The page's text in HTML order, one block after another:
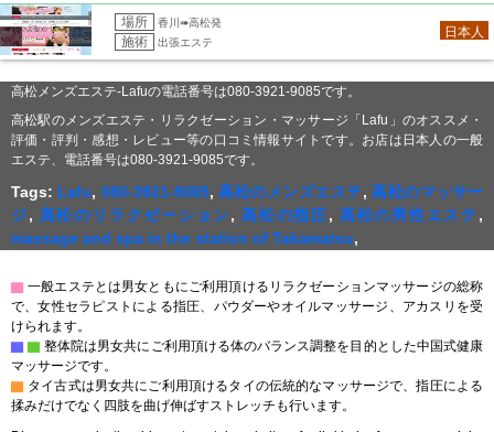
場所 香川➠高松発
施術 出張エステ
日本人
高松メンズエステ-Lafuの電話番号は080-3921-9085です。
高松駅のメンズエステ・リラクゼーション・マッサージ「Lafu」のオススメ・
評価・評判・感想・レビュー等の口コミ情報サイトです。お店は日本人の一般
エステ、電話番号は080-3921-9085です。
Tags: Lafu, 080-3921-9085,高松のメンズエステ,高松のマッサー
ジ, 高松のリラクゼーション,高松の指圧, 高松の男性エステ,
massage and spa in the station of Takamatsu,
▇ 一般エステとは男女ともにご利用頂けるリラクゼーションマッサージの総称
で、女性セラピストによる指圧、パウダーやオイルマッサージ、アカスリを受
けられます。
▇ ▇ 整体院は男女共にご利用頂ける体のバランス調整を目的とした中国式健康
マッサージです。
▇ タイ古式は男女共にご利用頂けるタイの伝統的なマッサージで、指圧による
揉みだけでなく四肢を曲げ伸ばすストレッチも行います。